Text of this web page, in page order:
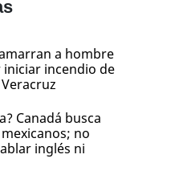
a hombre
incendio de
Canadá busca
no
inglés ni